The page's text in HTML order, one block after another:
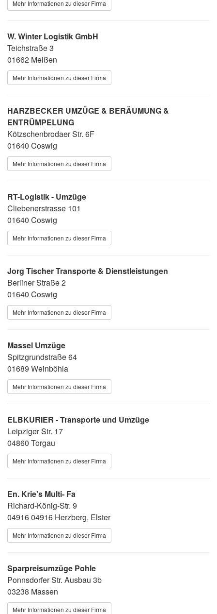
Mehr Informationen zu dieser Firma
W. Winter Logistik GmbH
Teichstraße 3
01662 Meißen
Mehr Informationen zu dieser Firma
HARZBECKER UMZÜGE & BERÄUMUNG &
ENTRÜMPELUNG
Kötzschenbrodaer Str. 6F
01640 Coswig
Mehr Informationen zu dieser Firma
RT-Logistik - Umzüge
Cliebenerstrasse 101
01640 Coswig
Mehr Informationen zu dieser Firma
Jorg Tischer Transporte & Dienstleistungen
Berliner Straße 2
01640 Coswig
Mehr Informationen zu dieser Firma
Massel Umzüge
Spitzgrundstraße 64
01689 Weinböhla
Mehr Informationen zu dieser Firma
ELBKURIER - Transporte und Umzüge
Leipziger Str. 17
04860 Torgau
Mehr Informationen zu dieser Firma
En. Krie's Multi- Fa
Richard-König-Str. 9
04916 04916 Herzberg, Elster
Mehr Informationen zu dieser Firma
Sparpreisumzüge Pohle
Ponnsdorfer Str. Ausbau 3b
03238 Massen
Mehr Informationen zu dieser Firma